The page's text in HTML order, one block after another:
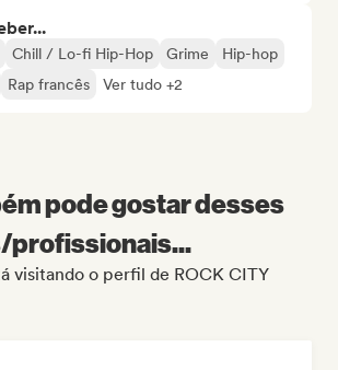
Chill / Lo-fi Hip-Hop Grime
Hip-hop
Rap francês Ver tudo +2
pode gostar desses
profissionais...
visitando o perfil de ROCK CITY